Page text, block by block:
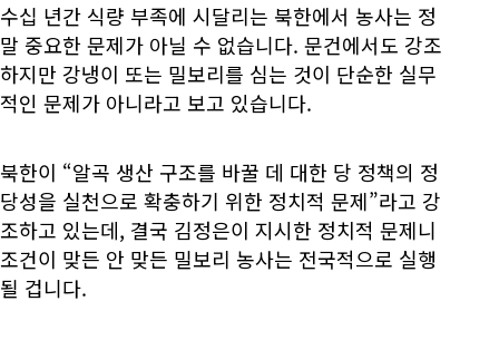
수십 년간 식량 부족에 시달리는 북한에서 농사는 정
말 중요한 문제가 아닐 수 없습니다. 문건에서도 강조
하지만 강냉이 또는 밀보리를 심는 것이 단순한 실무
적인 문제가 아니라고 보고 있습니다.
북한이 “알곡 생산 구조를 바꿀 데 대한 당 정책의 정
당성을 실천으로 확충하기 위한 정치적 문제”라고 강
조하고 있는데, 결국 김정은이 지시한 정치적 문제니
조건이 맞든 안 맞든 밀보리 농사는 전국적으로 실행
될 겁니다.